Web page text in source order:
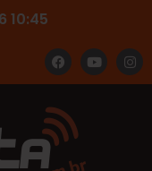
10:45